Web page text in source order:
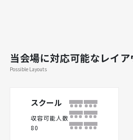
当会場に対応可能なレイア
Possible Layouts
スクール
収容可能人数
80